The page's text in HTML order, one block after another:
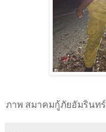
ภาพ สมาคมกู้ภัยอัมรินทร์